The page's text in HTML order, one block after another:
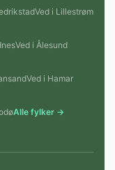
Ved i Lillestrøm
Ved i Ålesund
Ved i Hamar
Alle fylker →